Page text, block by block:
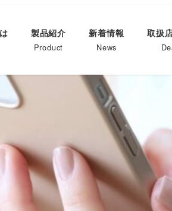
製品紹介
Product
新着情報
News
取扱